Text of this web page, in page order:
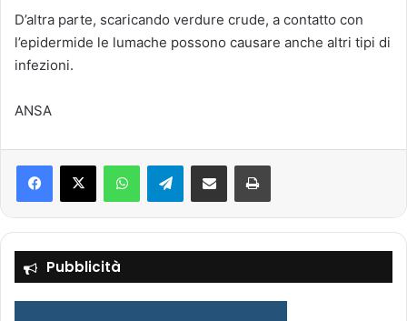
D’altra parte, scaricando verdure crude, a contatto con
l’epidermide le lumache possono causare anche altri tipi di
infezioni.
ANSA
Telegram
Pubblicità